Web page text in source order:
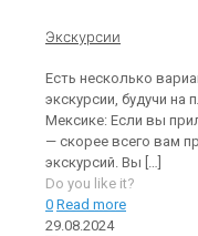
Экскурсии
Есть несколько
экскурсии, будучи на
Мексике: Если вы
— скорее всего вам
экскурсий. Вы […]
Do you like it?
0 Read more
29.08.2024